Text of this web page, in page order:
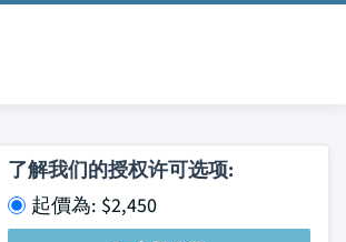
了解我们的授权许可选项:
起價為: $2,450